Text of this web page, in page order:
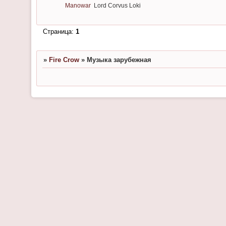
Manowar Lord Corvus Loki
Страница: 1
» Fire Crow » Музыка зарубежная